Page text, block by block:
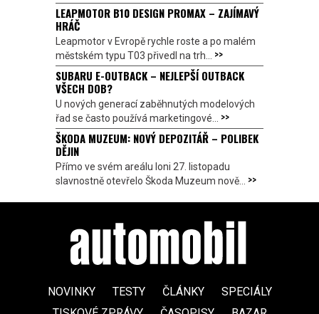
LEAPMOTOR B10 DESIGN PROMAX – ZAJÍMAVÝ
HRÁČ
Leapmotor v Evropě rychle roste a po malém
městském typu T03 přivedl na trh... >>
SUBARU E-OUTBACK – NEJLEPŠÍ OUTBACK
VŠECH DOB?
U nových generací zaběhnutých modelových
řad se často používá marketingové... >>
ŠKODA MUZEUM: NOVÝ DEPOZITÁŘ – POLIBEK
DĚJIN
Přímo ve svém areálu loni 27. listopadu
slavnostně otevřelo Škoda Muzeum nově... >>
NOVINKY TESTY ČLÁNKY
SPECIÁLY